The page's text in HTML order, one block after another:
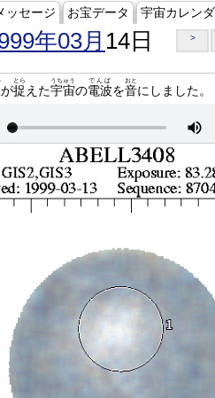
ッセージ お宝データ 宇宙カレン
年03月 14日 >
が捉
とら
えた宇宙
うちゅう
の電波
でんぱ
を音
おと
にしました。